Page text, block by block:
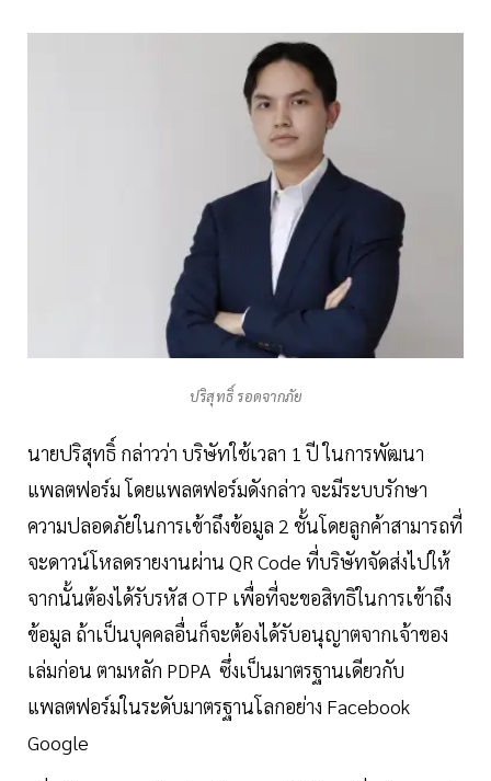
ปริสุทธิ์ รอดจากภัย
นายปริสุทธิ์ กล่าวว่า บริษัทใช้เวลา 1 ปี ในการพัฒนา
แพลตฟอร์ม โดยแพลตฟอร์มดังกล่าว จะมีระบบรักษา
ความปลอดภัยในการเข้าถึงข้อมูล 2 ชั้นโดยลูกค้าสามารถที่
จะดาวน์โหลดรายงานผ่าน QR Code ที่บริษัทจัดส่งไปให้
จากนั้นต้องได้รับรหัส OTP เพื่อที่จะขอสิทธิในการเข้าถึง
ข้อมูล ถ้าเป็นบุคคลอื่นก็จะต้องได้รับอนุญาตจากเจ้าของ
เล่มก่อน ตามหลัก PDPA ซึ่งเป็นมาตรฐานเดียวกับ
แพลตฟอร์มในระดับมาตรฐานโลกอย่าง Facebook
Google